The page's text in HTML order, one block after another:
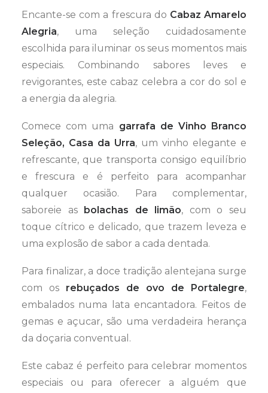
Amarelo
Alegria
Encante-se com a frescura do Cabaz Amarelo
Alegria, uma seleção cuidadosamente
escolhida para iluminar os seus momentos mais
especiais. Combinando sabores leves e
revigorantes, este cabaz celebra a cor do sol e
a energia da alegria.
Comece com uma garrafa de Vinho Branco
Seleção, Casa da Urra, um vinho elegante e
refrescante, que transporta consigo equilíbrio
e frescura e é perfeito para acompanhar
qualquer ocasião. Para complementar,
saboreie as bolachas de limão, com o seu
toque cítrico e delicado, que trazem leveza e
uma explosão de sabor a cada dentada.
Para finalizar, a doce tradição alentejana surge
com os rebuçados de ovo de Portalegre,
embalados numa lata encantadora. Feitos de
gemas e açucar, são uma verdadeira herança
da doçaria conventual.
Este cabaz é perfeito para celebrar momentos
especiais ou para oferecer a alguém que